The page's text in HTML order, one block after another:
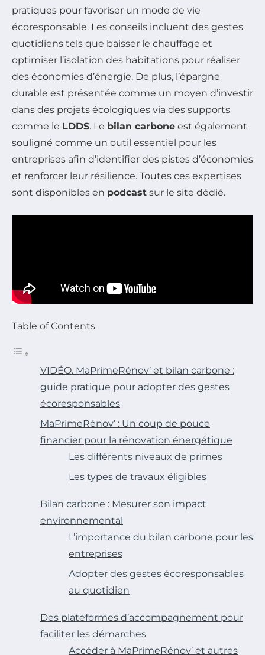
pratiques pour favoriser un mode de vie
écoresponsable. Les conseils incluent des gestes
quotidiens tels que baisser le chauffage et
optimiser l’isolation des habitations pour réaliser
des économies d’énergie. De plus, l’épargne
durable est présentée comme un moyen d’investir
dans des projets écologiques via des supports
comme le LDDS. Le bilan carbone est également
souligné comme un outil essentiel pour les
entreprises afin d’identifier des pistes d’économies
et renforcer leur résilience. Toutes ces expertises
sont disponibles en podcast sur le site dédié.
Table of Contents
VIDÉO. MaPrimeRénov’ et bilan carbone :
guide pratique pour adopter des gestes
écoresponsables
MaPrimeRénov’ : Un coup de pouce
financier pour la rénovation énergétique
Les différents niveaux de primes
Les types de travaux éligibles
Bilan carbone : Mesurer son impact
environnemental
L’importance du bilan carbone pour les
entreprises
Adopter des gestes écoresponsables
au quotidien
Des plateformes d’accompagnement pour
faciliter les démarches
Accéder à MaPrimeRénov’ et autres